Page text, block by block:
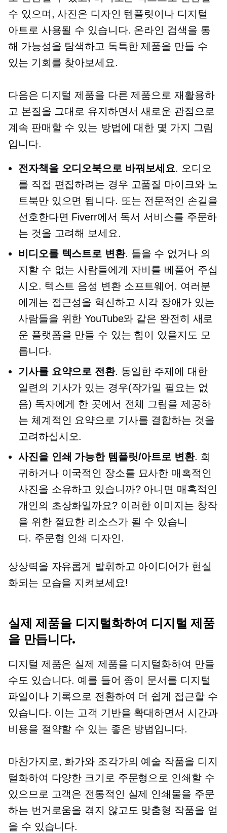
수 있으며, 사진은 디자인 템플릿이나 디지털
아트로 사용될 수 있습니다. 온라인 검색을 통
해 가능성을 탐색하고 독특한 제품을 만들 수
있는 기회를 찾아보세요.
다음은 디지털 제품을 다른 제품으로 재활용하
고 본질을 그대로 유지하면서 새로운 관점으로
계속 판매할 수 있는 방법에 대한 몇 가지 그림
입니다.
전자책을 오디오북으로 바꿔보세요. 오디오
를 직접 편집하려는 경우 고품질 마이크와 노
트북만 있으면 됩니다. 또는 전문적인 손길을
선호한다면 Fiverr에서 독서 서비스를 주문하
는 것을 고려해 보세요.
비디오를 텍스트로 변환. 들을 수 없거나 의
지할 수 없는 사람들에게 자비를 베풀어 주십
시오. 텍스트 음성 변환소프트웨어. 여러분
에게는 접근성을 혁신하고 시각 장애가 있는
사람들을 위한 YouTube와 같은 완전히 새로
운 플랫폼을 만들 수 있는 힘이 있을지도 모
릅니다.
기사를 요약으로 전환. 동일한 주제에 대한
일련의 기사가 있는 경우(작가일 필요는 없
음) 독자에게 한 곳에서 전체 그림을 제공하
는 체계적인 요약으로 기사를 결합하는 것을
고려하십시오.
사진을 인쇄 가능한 템플릿/아트로 변환. 희
귀하거나 이국적인 장소를 묘사한 매혹적인
사진을 소유하고 있습니까? 아니면 매혹적인
개인의 초상화일까요? 이러한 이미지는 창작
을 위한 절묘한 리소스가 될 수 있습니
다. 주문형 인쇄 디자인.
상상력을 자유롭게 발휘하고 아이디어가 현실
화되는 모습을 지켜보세요!
실제 제품을 디지털화하여 디지털 제품
을 만듭니다.
디지털 제품은 실제 제품을 디지털화하여 만들
수도 있습니다. 예를 들어 종이 문서를 디지털
파일이나 기록으로 전환하여 더 쉽게 접근할 수
있습니다. 이는 고객 기반을 확대하면서 시간과
비용을 절약할 수 있는 좋은 방법입니다.
마찬가지로, 화가와 조각가의 예술 작품을 디지
털화하여 다양한 크기로 주문형으로 인쇄할 수
있으므로 고객은 전통적인 실제 인쇄물을 주문
하는 번거로움을 겪지 않고도 맞춤형 작품을 얻
을 수 있습니다.